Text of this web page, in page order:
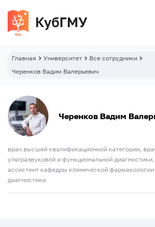
Главная Университет
Все сотрудники
Черенков Вадим Валерьевич
Черенков Вадим
врач высшей квалификационной категории,
ультразвуковой и функциональной
ассистент кафедры клинической
диагностики